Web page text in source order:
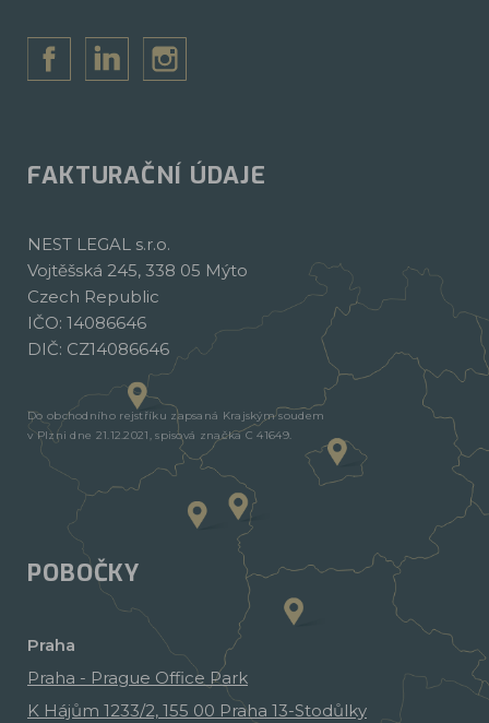
FAKTURAČNÍ ÚDAJE
NEST LEGAL s.r.o.
Vojtěšská 245, 338 05 Mýto
Czech Republic
IČO: 14086646
DIČ: CZ14086646
Do obchodního rejstříku zapsaná Krajským soudem
v Plzni dne 21.12.2021, spisová značka C 41649.
POBOČKY
Praha
Praha - Prague Office Park
K Hájům 1233/2, 155 00 Praha 13-Stodůlky